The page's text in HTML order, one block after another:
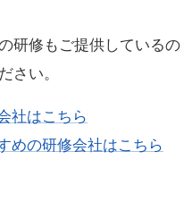
研修もご提供しているの
さい。
社はこちら
めの研修会社はこちら